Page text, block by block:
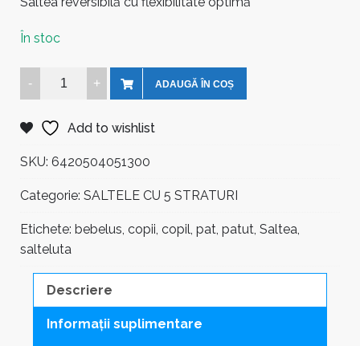
În stoc
Norișor
Lână
5
130
70
x
quantity
ADAUGĂ ÎN COȘ
Add to wishlist
SKU: 6420504051300
Categorie: SALTELE CU 5 STRATURI
Etichete: bebelus copii copil pat patut Saltea
salteluta
Descriere
Informații suplimentare